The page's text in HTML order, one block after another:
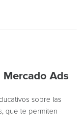
Mercado Ads
sobre las
que te permiten